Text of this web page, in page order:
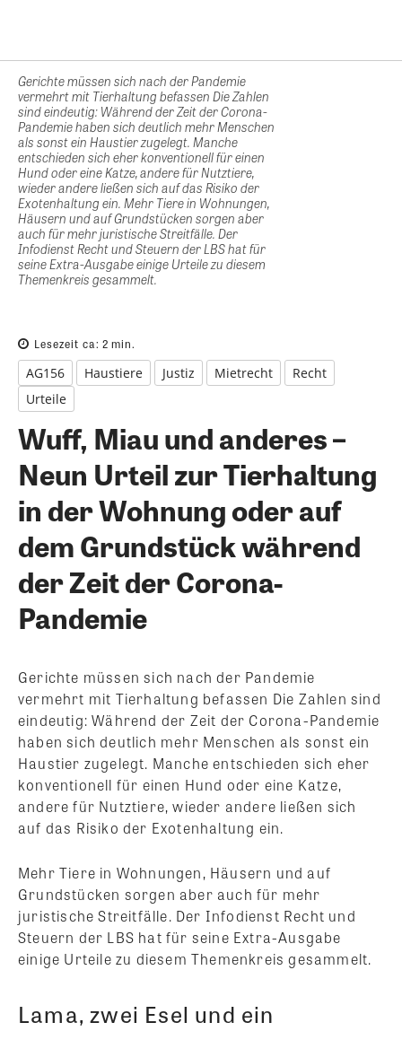
Gerichte müssen sich nach der Pandemie
vermehrt mit Tierhaltung befassen Die Zahlen
sind eindeutig: Während der Zeit der Corona-
Pandemie haben sich deutlich mehr Menschen
als sonst ein Haustier zugelegt. Manche
entschieden sich eher konventionell für einen
Hund oder eine Katze, andere für Nutztiere,
wieder andere ließen sich auf das Risiko der
Exotenhaltung ein. Mehr Tiere in Wohnungen,
Häusern und auf Grundstücken sorgen aber
auch für mehr juristische Streitfälle. Der
Infodienst Recht und Steuern der LBS hat für
seine Extra-Ausgabe einige Urteile zu diesem
Themenkreis gesammelt.
Lesezeit ca: 2 min.
AG156 Haustiere Justiz Mietrecht
Recht
Urteile
Wuff, Miau und anderes –
Neun Urteil zur Tierhaltung
in der Wohnung oder auf
dem Grundstück während
der Zeit der Corona-
Pandemie
Gerichte müssen sich nach der Pandemie
vermehrt mit Tierhaltung befassen Die Zahlen sind
eindeutig: Während der Zeit der Corona-Pandemie
haben sich deutlich mehr Menschen als sonst ein
Haustier zugelegt. Manche entschieden sich eher
konventionell für einen Hund oder eine Katze,
andere für Nutztiere, wieder andere ließen sich
auf das Risiko der Exotenhaltung ein.
Mehr Tiere in Wohnungen, Häusern und auf
Grundstücken sorgen aber auch für mehr
juristische Streitfälle. Der Infodienst Recht und
Steuern der LBS hat für seine Extra-Ausgabe
einige Urteile zu diesem Themenkreis gesammelt.
Lama, zwei Esel und ein